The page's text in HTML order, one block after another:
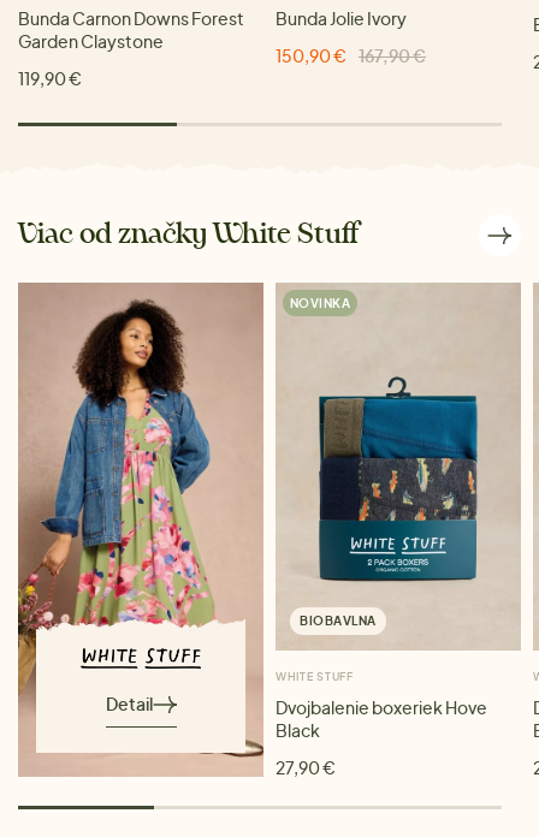
Bunda Carnon Downs Forest
Garden Claystone
119,90 €
Bunda Jolie Ivory
150,90 €
167,90 €
Viac od značky White Stuff
Detail
NOVINKA
BIOBAVLNA
WHITE STUFF
Dvojbalenie boxeriek Hove
Black
27,90 €